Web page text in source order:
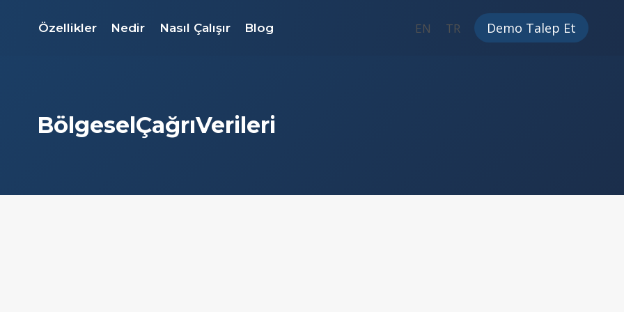
Özellikler Nedir Nasıl Çalışır Blog EN TR Demo Talep Et
BölgeselÇağrıVerileri